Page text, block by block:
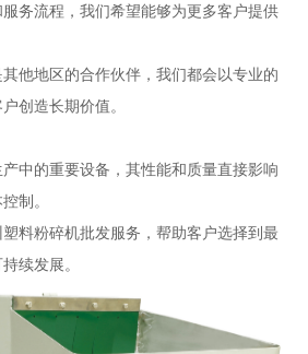
务流程，我们希望能够为更多客户提供
他地区的合作伙伴，我们都会以专业的
创造长期价值。
中的重要设备，其性能和质量直接影响
制。
料粉碎机批发服务，帮助客户选择到最
续发展。